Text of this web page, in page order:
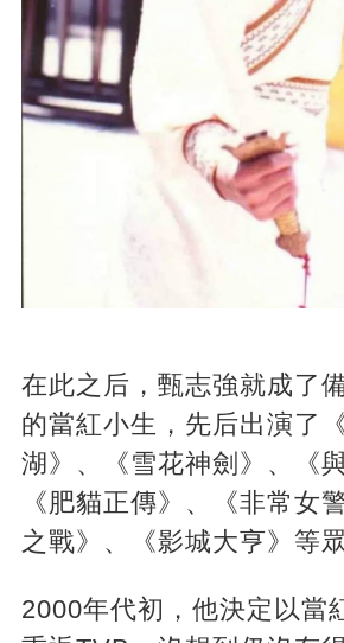
在此之后，甄志強就成了
的當紅小生，先后出演了
湖》、《雪花神劍》、《
《肥貓正傳》、《非常女
之戰》、《影城大亨》等
2000年代初，他決定以當